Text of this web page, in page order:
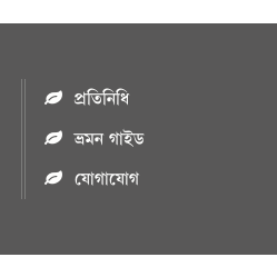
প্রতিনিধি
ভ্রমন গাইড
যোগাযোগ